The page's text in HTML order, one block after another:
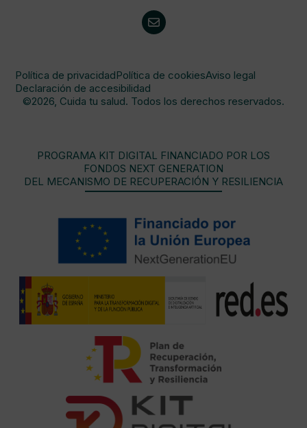
Política de privacidadPolítica de cookiesAviso legal
Declaración de accesibilidad
©2026, Cuida tu salud. Todos los derechos reservados.
PROGRAMA KIT DIGITAL FINANCIADO POR LOS
FONDOS NEXT GENERATION
DEL MECANISMO DE RECUPERACIÓN Y RESILIENCIA